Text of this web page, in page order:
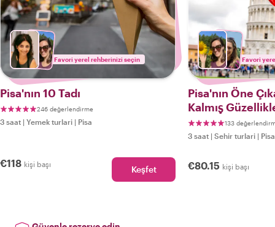
Favori yerel rehberinizi seçin
Pisa'nın 10 Tadı
246 değerlendirme
3 saat | Yemek turlari | Pisa
€118 kişi başı Keşfet
Favori
Pisa'nın Öne
Kalmış
133
3 saat | Sehir turlari | Pisa
€80.15 kişi başı